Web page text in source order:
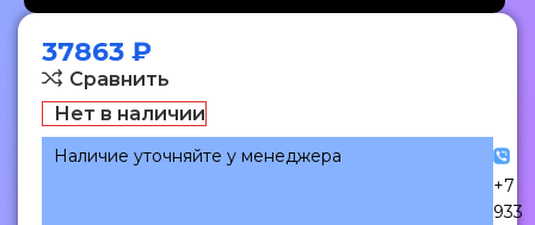
37863 ₽
Сравнить
Нет в наличии
Наличие уточняйте у менеджера
+7
933